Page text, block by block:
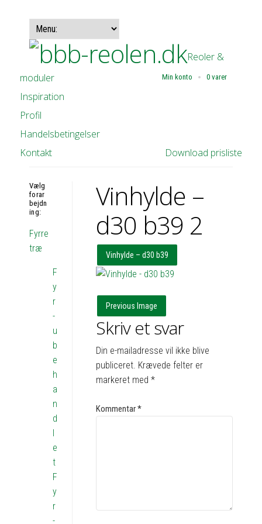
Min konto 0 varer
Reoler &
moduler
Inspiration
Profil
Handelsbetingelser
Download prisliste
Kontakt
Vinhylde –
d30 b39 2
Vinhylde – d30 b39
Previous Image
Skriv et svar
Din e-mailadresse vil ikke blive
publiceret. Krævede felter er
markeret med*
Kommentar*
Vælg
forar
bejdn
ing:
Fyrre
træ
F
y
r
-
u
b
e
h
a
n
d
l
e
t
F
y
r
-